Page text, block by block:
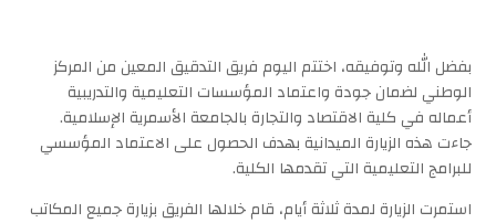
بفضل الله وتوفيقه، اختتم اليوم فريق التدقيق المعين من المركز
الوطني لضمان جودة واعتماد المؤسسات التعليمية والتدريبية
أعماله في كلية الاقتصاد والتجارة بالجامعة الأسمرية الإسلامية.
جاءت هذه الزيارة الميدانية بهدف الحصول على الاعتماد المؤسسي
للبرامج التعليمية التي تقدمها الكلية.
استمرت الزيارة لمدة ثلاثة أيام، قام خلالها الفريق بزيارة جميع المكاتب